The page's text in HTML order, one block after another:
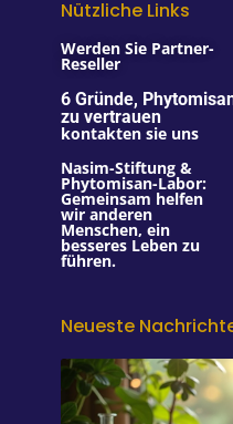
Nützliche Links
Werden Sie Partner-
Reseller
6 Gründe,
zu vertrauen
kontakten sie uns
Nasim-Stiftung &
Phytomisan-Labor:
Gemeinsam helfen
wir anderen
Menschen, ein
besseres Leben zu
führen.
Neueste